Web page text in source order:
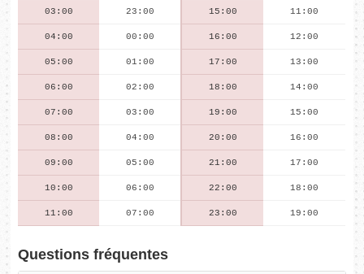
03:00 23:00 15:00 11:00
04:00 00:00 16:00 12:00
05:00 01:00 17:00 13:00
06:00 02:00 18:00 14:00
07:00 03:00 19:00 15:00
08:00 04:00 20:00 16:00
09:00 05:00 21:00 17:00
10:00 06:00 22:00 18:00
11:00 07:00 23:00 19:00
Questions fréquentes